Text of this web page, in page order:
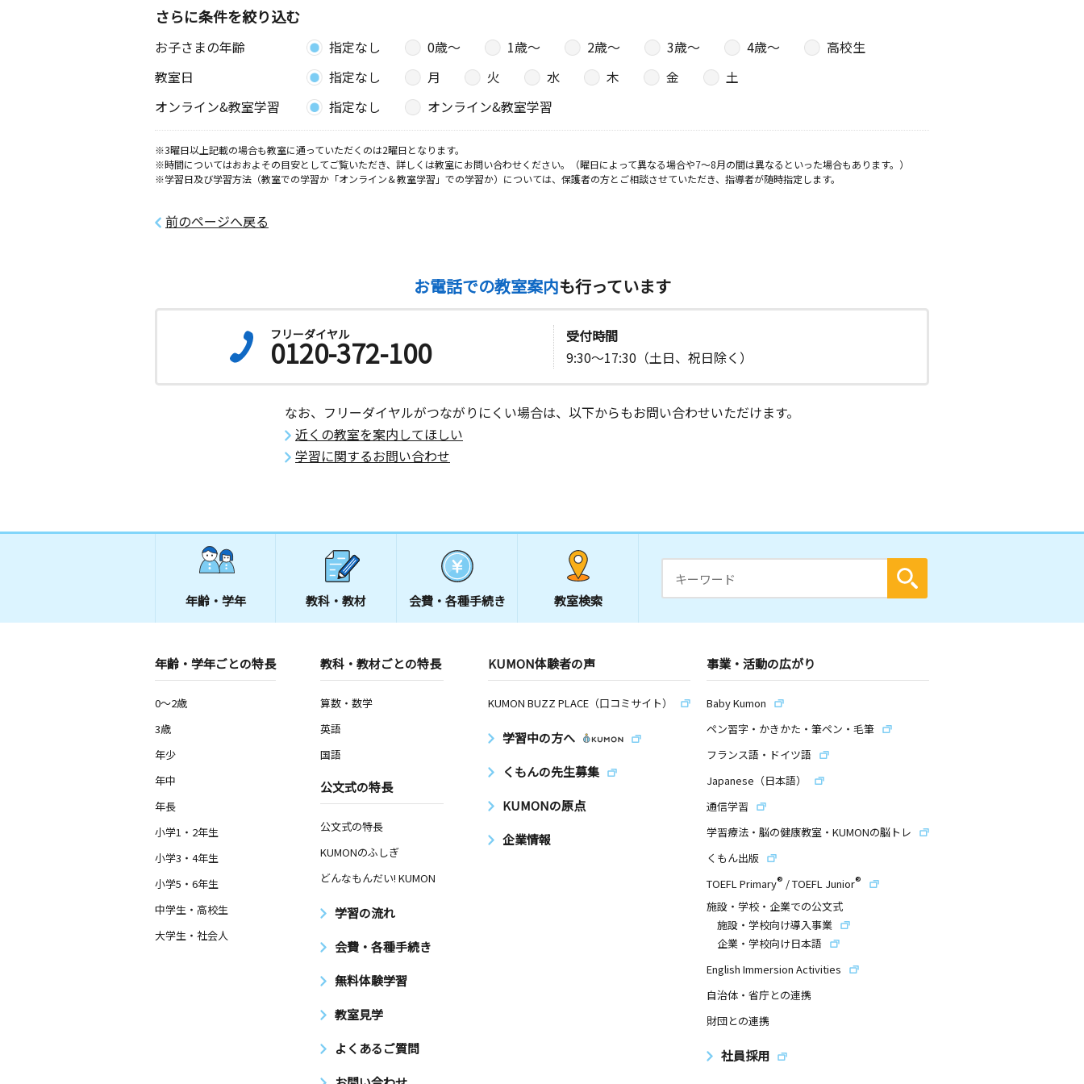
さらに条件を絞り込む
お子さまの年齢 指定なし 0歳〜 1歳〜 2歳〜 3歳〜 4歳〜
高校生
教室日
指定なし 月 火 水 木 金
土
オンライン&教室学習
指定なし オンライン&教室学習
※3曜日以上記載の場合も教室に通っていただくのは2曜日となります。
※時間についてはおおよその目安としてご覧いただき、詳しくは教室にお問い合わせください。（曜日によって異なる場合や7～8月の間は異なるといった場合もあります。）
※学習日及び学習方法（教室での学習か「オンライン＆教室学習」での学習か）については、保護者の方とご相談させていただき、指導者が随時指定します。
前のページへ戻る
お電話での教室案内も行っています
フリーダイヤル
0120-372-100
受付時間
9:30～17:30（土日、祝日除く）
なお、フリーダイヤルがつながりにくい場合は、以下からもお問い合わせいただけます。
近くの教室を案内してほしい
学習に関するお問い合わせ
年齢・学年 教科・教材 会費・ 各種手続き 教室検索
年齢・学年ごとの特長
0～2歳
3歳
年少
年中
年長
小学1・2年生
小学3・4年生
小学5・6年生
中学生・高校生
大学生・社会人
教科・教材ごとの特長
算数・数学
英語
国語
公文式の特長
公文式の特長
KUMONのふしぎ
どんなもんだい! KUMON
学習の流れ
会費・各種手続き
無料体験学習
教室見学
よくあるご質問
KUMON体験者の声
KUMON BUZZ PLACE（口コミサイト）
学習中の方へ
くもんの先生募集
KUMONの原点
企業情報
事業・活動の広がり
Baby Kumon
ペン習字・かきかた・筆ペン・毛筆
フランス語・ドイツ語
Japanese（日本語）
通信学習
学習療法・脳の健康教室・KUMONの脳トレ
くもん出版
TOEFL Primary® /TOEFL Junior®
施設・学校・企業での公文式
施設・学校向け導入事業
企業・学校向け日本語
English Immersion Activities
自治体・省庁との連携
財団との連携
社員採用